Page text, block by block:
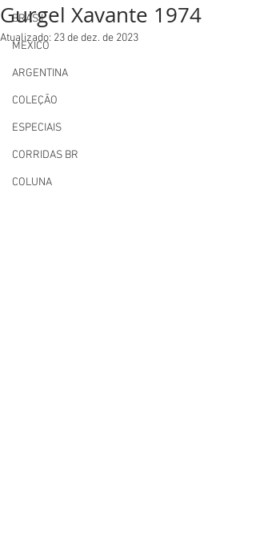
BRASIL
MEXICO
ARGENTINA
COLEÇÃO
ESPECIAIS
CORRIDAS BR
COLUNA
Gurgel Xavante 1974
Atualizado: 23 de dez. de 2023